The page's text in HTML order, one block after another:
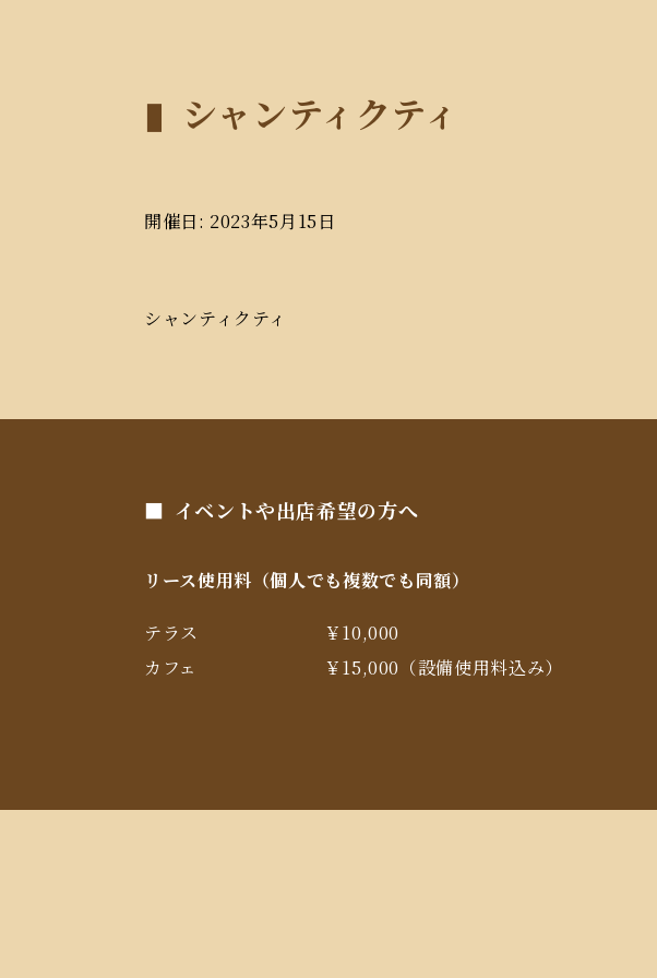
シャンティクティ
開催日: 2023年5月15日
シャンティクティ
イベントや出店希望の方へ
リース使用料（個人でも複数でも同額）
テラス
￥10,000
カフェ
￥15,000（設備使用料込み）